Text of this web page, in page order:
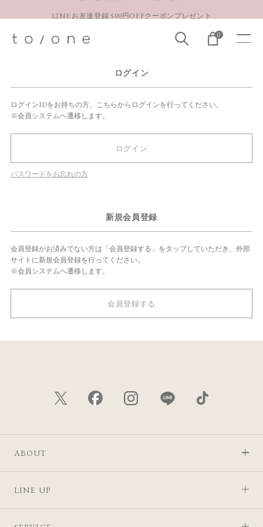
LINE お友達登録 500円OFFクーポンプレゼント
【重要】お盆期間中のお問い合わせと商品配送に関しまして
LINE お友達登録 500円OFFクーポンプレゼント
0
ログイン
ログインIDをお持ちの方、こちらからログインを行ってください。
※会員システムへ遷移します。
ログイン
パスワードをお忘れの方
新規会員登録
会員登録がお済みでない方は「会員登録する」をタップしていただき、外部
サイトに新規会員登録を行ってください。
※会員システムへ遷移します。
会員登録する
ABOUT
LINE UP